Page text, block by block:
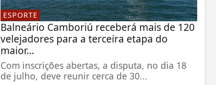
ESPORTE
Balneário Camboriú receberá mais de 120
velejadores para a terceira etapa do
maior...
Com inscrições abertas, a disputa, no dia 18
de julho, deve reunir cerca de 30...